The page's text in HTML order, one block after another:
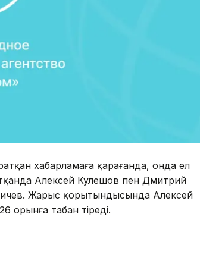
хабарламаға қарағанда, онда ел
Алексей Кулешов пен Дмитрий
Жарыс қорытындысында Алексей
табан тіреді.